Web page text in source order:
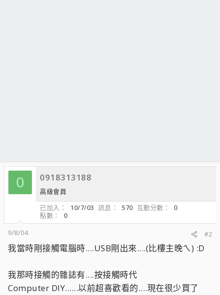
0 0918313188
高級會員
已加入
10/7/03 訊息 570 互動分數
0
點數
0
9/8/04
#2
我當時剛接觸電腦時....USB剛出來....(比樓主晚ㄟ) :D
我那時接觸的雜誌有....按接觸時代
Computer DIY......以前超喜歡看的....現在很少買了